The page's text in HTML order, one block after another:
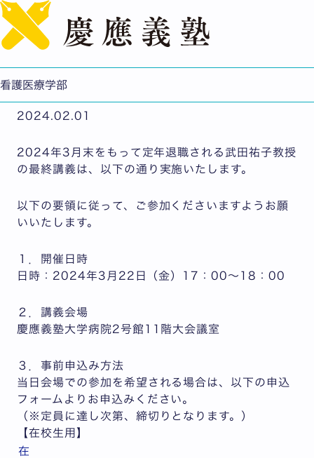
看護医療学部
武田祐子教授 最終講義のご案内
2024.02.01
2024年3月末をもって定年退職される武田祐子教授
の最終講義は、以下の通り実施いたします。
以下の要領に従って、ご参加くださいますようお願
いいたします。
１．開催日時
日時：2024年3月22日（金）17：00～18：00
２．講義会場
慶應義塾大学病院2号館11階大会議室
３．事前申込み方法
当日会場での参加を希望される場合は、以下の申込
フォームよりお申込みください。
（※定員に達し次第、締切りとなります。）
【在校生用】
在